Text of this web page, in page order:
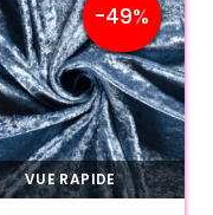
-49%
VUE RAPIDE